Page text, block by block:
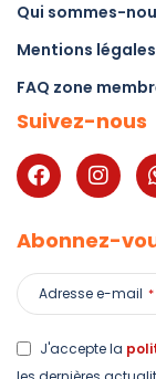
Qui sommes-
Mentions légales
FAQ zone
Suivez-nous
Abonnez-
Adresse e-mail *
J'accepte la